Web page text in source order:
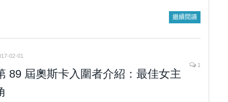
繼續閱讀
02-01
1
89 屆奧斯卡入圍者介紹：最佳女主